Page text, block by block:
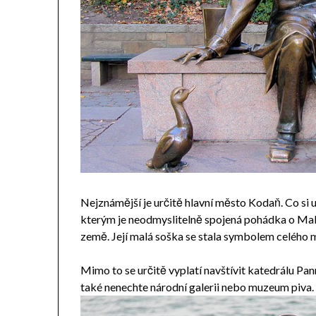
Nejznámější je určitě hlavní město Kodaň. Co si
kterým je neodmyslitelně spojená pohádka o
země. Její malá soška se stala symbolem celého
Mimo to se určitě vyplatí navštívit katedrálu
také nenechte národní galerii nebo muzeum piva.